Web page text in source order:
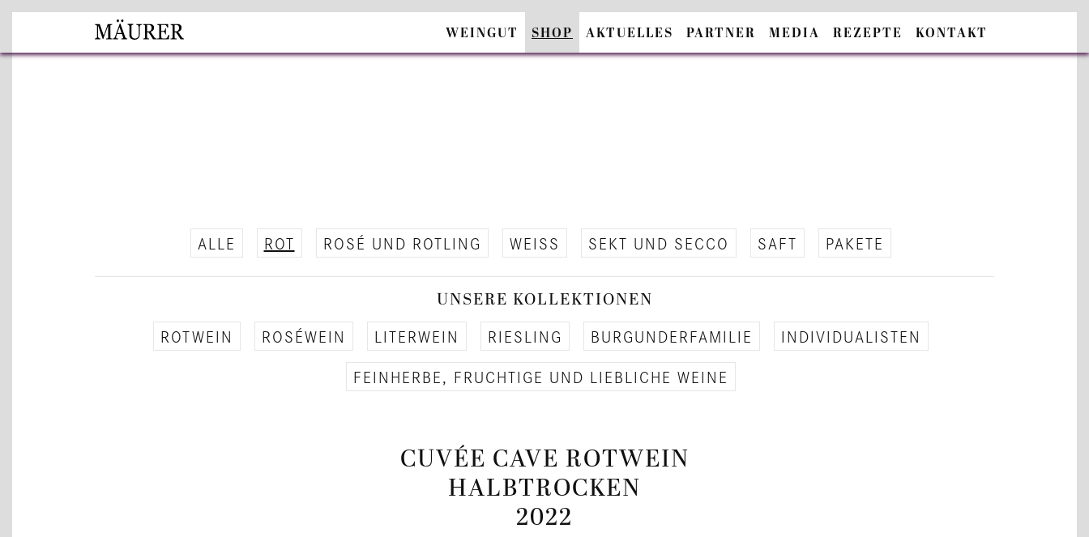
WEINGUT SHOP AKTUELLES PARTNER MEDIA REZEPTE KONTAKT
ALLE ROT ROSÉ UND ROT­LING WEISS SEKT UND SECCO SAFT PA­KE­TE
UN­SE­RE KOL­LEK­TIO­NEN
ROT­WEIN ROSÉWEIN LI­TER­WEIN RIES­LING BUR­GUN­DER­FA­MI­LIE
IN­DI­VI­DUA­LIS­TEN
FEIN­HER­BE, FRUCH­TI­GE UND LIEB­LI­CHE WEINE
CUVÉE CAVE ROTWEIN
HALBTROCKEN
2022